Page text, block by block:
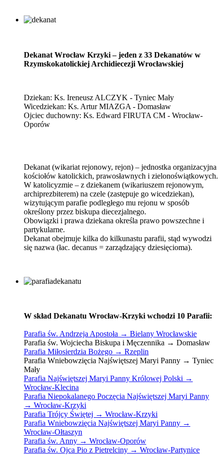
Dekanat Wrocław Krzyki – jeden z 33 Dekanatów w
Rzymskokatolickiej Archidiecezji Wrocławskiej
Dziekan: Ks. Ireneusz ALCZYK - Tyniec Mały
Wicedziekan: Ks. Artur MIAZGA - Domasław
Ojciec duchowny: Ks. Edward FIRUTA CM - Wrocław-
Oporów
Dekanat (wikariat rejonowy, rejon) – jednostka organizacyjna
kościołów katolickich, prawosławnych i zielonoświątkowych.
W katolicyzmie – z dziekanem (wikariuszem rejonowym,
archiprezbiterem) na czele (zastępuje go wicedziekan),
wizytującym parafie podległego mu rejonu w sposób
określony przez biskupa diecezjalnego.
Obowiązki i prawa dziekana określa prawo powszechne i
partykularne.
Dekanat obejmuje kilka do kilkunastu parafii, stąd wywodzi
się nazwa (łac. decanus = zarządzający dziesięcioma).
W skład Dekanatu Wrocław-Krzyki wchodzi 10 Parafii:
Parafia św. Andrzeja Apostoła → Bielany Wrocławskie
Parafia św. Wojciecha Biskupa i Męczennika → Domasław
Parafia Miłosierdzia Bożego → Rzeplin
Parafia Wniebowzięcia Najświętszej Maryi Panny → Tyniec
Mały
Parafia Najświętszej Maryi Panny Królowej Polski →
Wrocław-Klecina
Parafia Niepokalanego Poczęcia Najświętszej Maryi Panny
→ Wrocław-Krzyki
Parafia Trójcy Świętej → Wrocław-Krzyki
Parafia Wniebowzięcia Najświętszej Maryi Panny →
Wrocław-Ołtaszyn
Parafia św. Anny → Wrocław-Oporów
Parafia św. Ojca Pio z Pietrelciny → Wrocław-Partynice